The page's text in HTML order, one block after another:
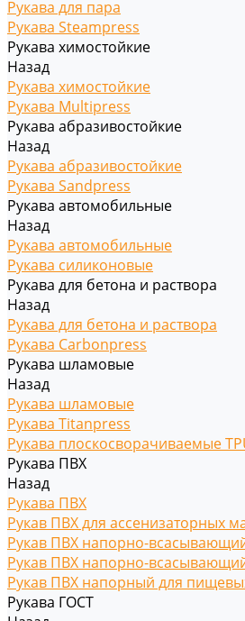
Рукава для пара
Рукава Steampress
Рукава химостойкие
Назад
Рукава химостойкие
Рукава Multipress
Рукава абразивостойкие
Назад
Рукава абразивостойкие
Рукава Sandpress
Рукава автомобильные
Назад
Рукава автомобильные
Рукава силиконовые
Рукава для бетона и раствора
Назад
Рукава для бетона и раствора
Рукава Carbonpress
Рукава шламовые
Назад
Рукава шламовые
Рукава Titanpress
Рукава плоскосворачиваемые
Рукава ПВХ
Назад
Рукава ПВХ
Рукав ПВХ для ассенизаторных
Рукав ПВХ напорно-
Рукав ПВХ напорно-
Рукав ПВХ напорный для
Рукава ГОСТ